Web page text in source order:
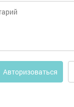
Авторизоваться